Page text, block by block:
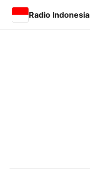
Radio Indonesia